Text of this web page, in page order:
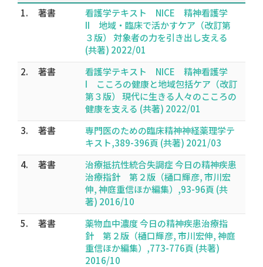
1.
著書
看護学テキスト NICE 精神看護学
II 地域・臨床で活かすケア（改訂第
３版） 対象者の力を引き出し支える
(共著) 2022/01
2.
著書
看護学テキスト NICE 精神看護学
I こころの健康と地域包括ケア（改訂
第３版） 現代に生きる人々のこころの
健康を支える (共著) 2022/01
3.
著書
専門医のための臨床精神神経薬理学テ
キスト,389-396頁 (共著) 2021/03
4.
著書
治療抵抗性統合失調症 今日の精神疾患
治療指針 第２版（樋口輝彦, 市川宏
伸, 神庭重信ほか編集）,93-96頁 (共
著) 2016/10
5.
著書
薬物血中濃度 今日の精神疾患治療指
針 第２版（樋口輝彦, 市川宏伸, 神庭
重信ほか編集）,773-776頁 (共著)
2016/10